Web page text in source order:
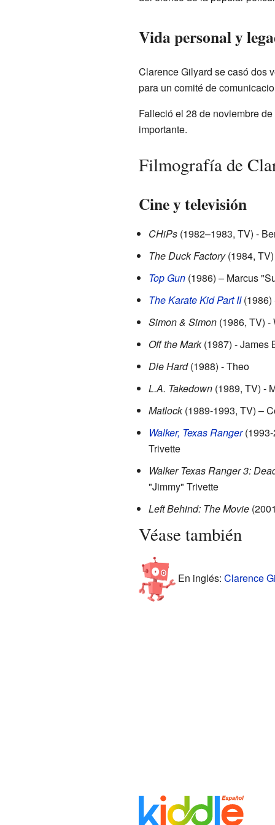
Vida personal y
Clarence Gilyard se casó dos
para un comité de
Falleció el 28 de noviembre
importante.
Filmografía de
Cine y televisión
CHiPs(1982–1983, TV) -
The Duck Factory(1984,
Top Gun(1986) – Marcus
The Karate Kid Part II(1986)
Simon & Simon(1986, TV) -
Off the Mark(1987) - James
Die Hard(1988) - Theo
L.A. Takedown(1989, TV) -
Matlock(1989-1993, TV) –
Walker, Texas Ranger(1993-
Trivette
Walker Texas Ranger 3:
"Jimmy" Trivette
Left Behind: The Movie
Véase también
En inglés: Clarence